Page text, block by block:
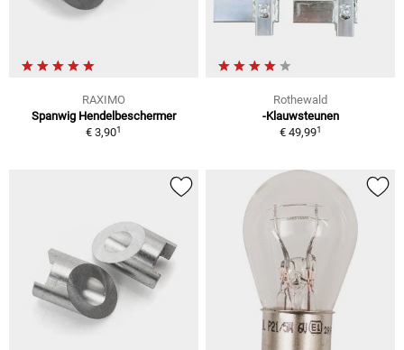
RAXIMO
Spanwig Hendelbeschermer
€ 3,901
Rothewald
-Klauwsteunen
€ 49,991